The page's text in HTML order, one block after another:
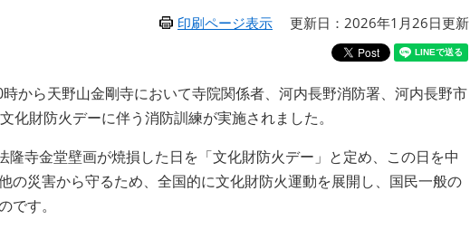
印刷ページ表示 更新日：2026年1月26日更新
から天野山金剛寺において寺院関係者、河内長野消防署、河内長野市
化財防火デーに伴う消防訓練が実施されました。
隆寺金堂壁画が焼損した日を「文化財防火デー」と定め、この日を中
の災害から守るため、全国的に文化財防火運動を展開し、国民一般の
です。